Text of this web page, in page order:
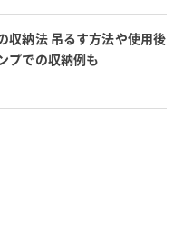
収納法 吊るす方法や使用後
プでの収納例も